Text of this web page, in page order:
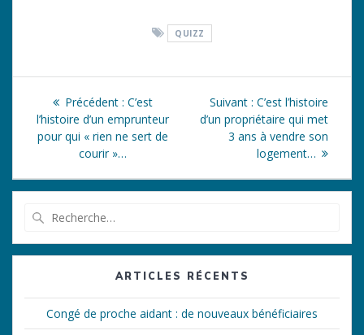
QUIZZ
Navigation
de
l’article
Précédent : Article
précédent
:
C’est
l’histoire d’un emprunteur
pour qui « rien ne sert de
courir »…
Suivant : Article
suivant
C’est l’histoire
d’un propriétaire qui met
3 ans à vendre son
logement…
:
ARTICLES RÉCENTS
Congé de proche aidant : de nouveaux bénéficiaires